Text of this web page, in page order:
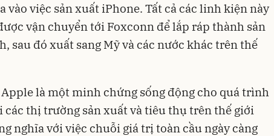
vào việc sản xuất iPhone. Tất cả các linh kiện này
vận chuyển tới Foxconn để lắp ráp thành sản
sau đó xuất sang Mỹ và các nước khác trên thế
là một minh chứng sống động cho quá trình
các thị trường sản xuất và tiêu thụ trên thế giới
nghĩa với việc chuỗi giá trị toàn cầu ngày càng